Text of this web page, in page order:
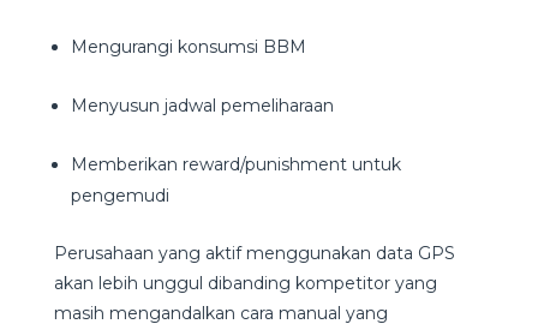
Mengurangi konsumsi BBM
Menyusun jadwal pemeliharaan
Memberikan reward/punishment untuk
pengemudi
Perusahaan yang aktif menggunakan data GPS
akan lebih unggul dibanding kompetitor yang
masih mengandalkan cara manual yang